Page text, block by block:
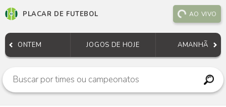
PLACAR DE FUTEBOL AO VIVO
ONTEM JOGOS DE HOJE AMANHÃ